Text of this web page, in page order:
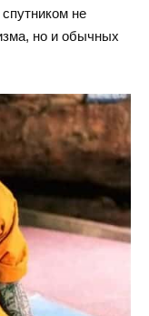
не
но и обычных